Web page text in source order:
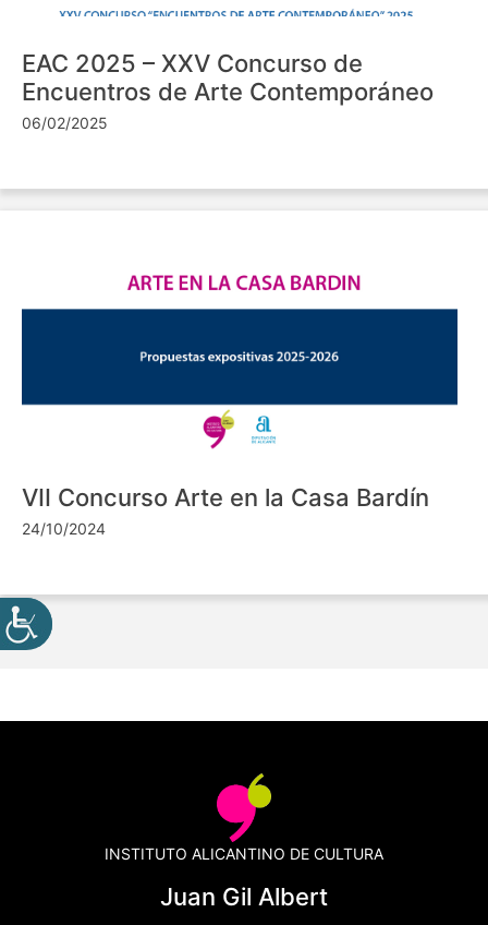
EAC 2025 – XXV Concurso de
Encuentros de Arte Contemporáneo
06/02/2025
VII Concurso Arte en la Casa Bardín
24/10/2024
INSTITUTO ALICANTINO DE CULTURA
Juan Gil Albert